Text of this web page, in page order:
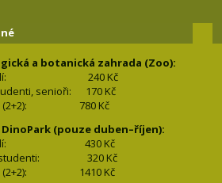
a botanická zahrada (Zoo):
240 Kč
senioři: 170Kč
(2+2): 780Kč
DinoPark (pouze duben–říjen):
430Kč
studenti: 320 Kč
(2+2): 1410 Kč